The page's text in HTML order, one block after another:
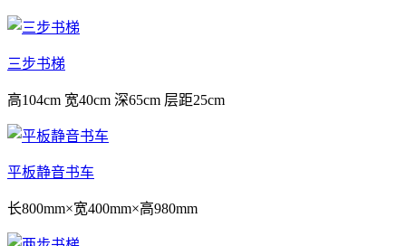
三步书梯
高104cm 宽40cm 深65cm 层距25cm
平板静音书车
长800mm×宽400mm×高980mm